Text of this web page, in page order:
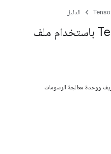
الدليل
Flow باستخدام ملف
ووحدة معالجة الرسومات